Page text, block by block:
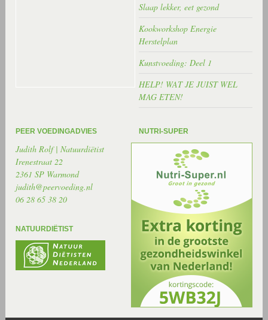
Slaap lekker, eet gezond
Kookworkshop Energie
Herstelplan
Kunstvoeding: Deel 1
HELP! WAT JE JUIST WEL
MAG ETEN!
PEER VOEDINGADVIES
Judith Rolf | Natuurdiëtist
Irenestraat 22
2361 SP Warmond
judith@peervoeding.nl
06 28 65 38 20
NATUURDIËTIST
NUTRI-SUPER